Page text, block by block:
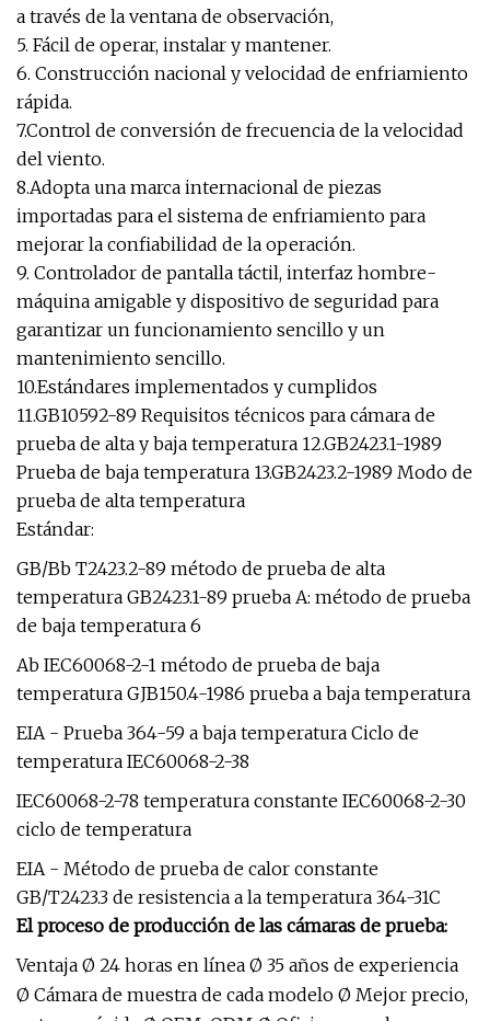
a través de la ventana de observación,
5. Fácil de operar, instalar y mantener.
6. Construcción nacional y velocidad de enfriamiento
rápida.
7.Control de conversión de frecuencia de la velocidad
del viento.
8.Adopta una marca internacional de piezas
importadas para el sistema de enfriamiento para
mejorar la confiabilidad de la operación.
9. Controlador de pantalla táctil, interfaz hombre-
máquina amigable y dispositivo de seguridad para
garantizar un funcionamiento sencillo y un
mantenimiento sencillo.
10.Estándares implementados y cumplidos
11.GB10592-89 Requisitos técnicos para cámara de
prueba de alta y baja temperatura 12.GB2423.1-1989
Prueba de baja temperatura 13.GB2423.2-1989 Modo de
prueba de alta temperatura
Estándar:
GB/Bb T2423.2-89 método de prueba de alta
temperatura GB2423.1-89 prueba A: método de prueba
de baja temperatura 6
Ab IEC60068-2-1 método de prueba de baja
temperatura GJB150.4-1986 prueba a baja temperatura
EIA - Prueba 364-59 a baja temperatura Ciclo de
temperatura IEC60068-2-38
IEC60068-2-78 temperatura constante IEC60068-2-30
ciclo de temperatura
EIA - Método de prueba de calor constante
GB/T2423.3 de resistencia a la temperatura 364-31C
El proceso de producción de las cámaras de prueba:
Ventaja Ø 24 horas en línea Ø 35 años de experiencia
Ø Cámara de muestra de cada modelo Ø Mejor precio,